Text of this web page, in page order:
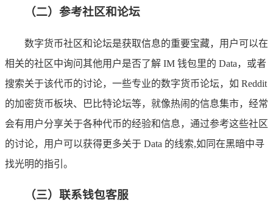
（二）参考社区和论坛
数字货币社区和论坛是获取信息的重要宝藏，用户可以在
相关的社区中询问其他用户是否了解 IM 钱包里的 Data，或者
搜索关于该代币的讨论，一些专业的数字货币论坛，如 Reddit
的加密货币板块、巴比特论坛等，就像热闹的信息集市，经常
会有用户分享关于各种代币的经验和信息，通过参考这些社区
的讨论，用户可以获得更多关于 Data 的线索,如同在黑暗中寻
找光明的指引。
（三）联系钱包客服